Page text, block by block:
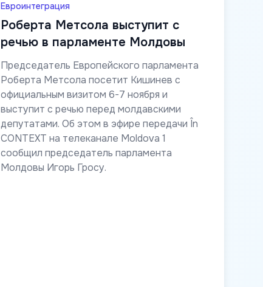
Евроинтеграция
Роберта Метсола выступит с
речью в парламенте Молдовы
Председатель Европейского парламента
Роберта Метсола посетит Кишинев с
официальным визитом 6-7 ноября и
выступит с речью перед молдавскими
депутатами. Об этом в эфире передачи În
CONTEXT на телеканале Moldova 1
сообщил председатель парламента
Молдовы Игорь Гросу.